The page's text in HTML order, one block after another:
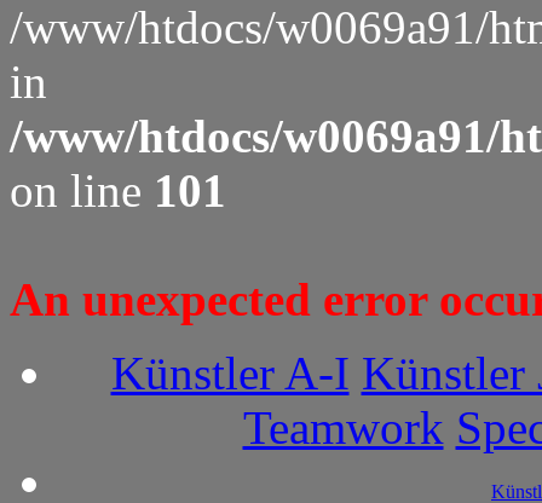
/www/htdocs/w0069a91/
in
/www/htdocs/w0069a91/
on line 101
An unexpected error
Künstler A-I Künstler
Teamwork